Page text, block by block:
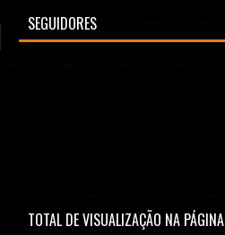
SEGUIDORES
TOTAL DE VISUALIZAÇÃO NA PÁGINA